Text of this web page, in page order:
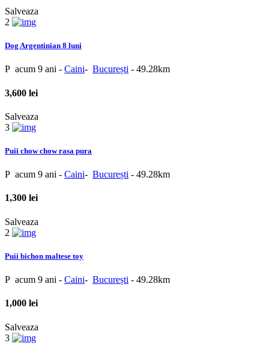
Salveaza
2
Dog Argentinian 8 luni
P acum 9 ani - Caini- București - 49.28km
3,600 lei
Salveaza
3
Puii chow chow rasa pura
P acum 9 ani - Caini- București - 49.28km
1,300 lei
Salveaza
2
Puii bichon maltese toy
P acum 9 ani - Caini- București - 49.28km
1,000 lei
Salveaza
3